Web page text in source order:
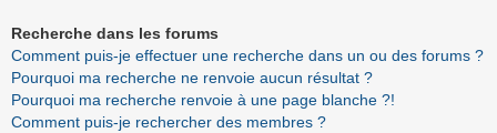
Recherche dans les forums
Comment puis-je effectuer une recherche dans un ou des forums ?
Pourquoi ma recherche ne renvoie aucun résultat ?
Pourquoi ma recherche renvoie à une page blanche ?!
Comment puis-je rechercher des membres ?